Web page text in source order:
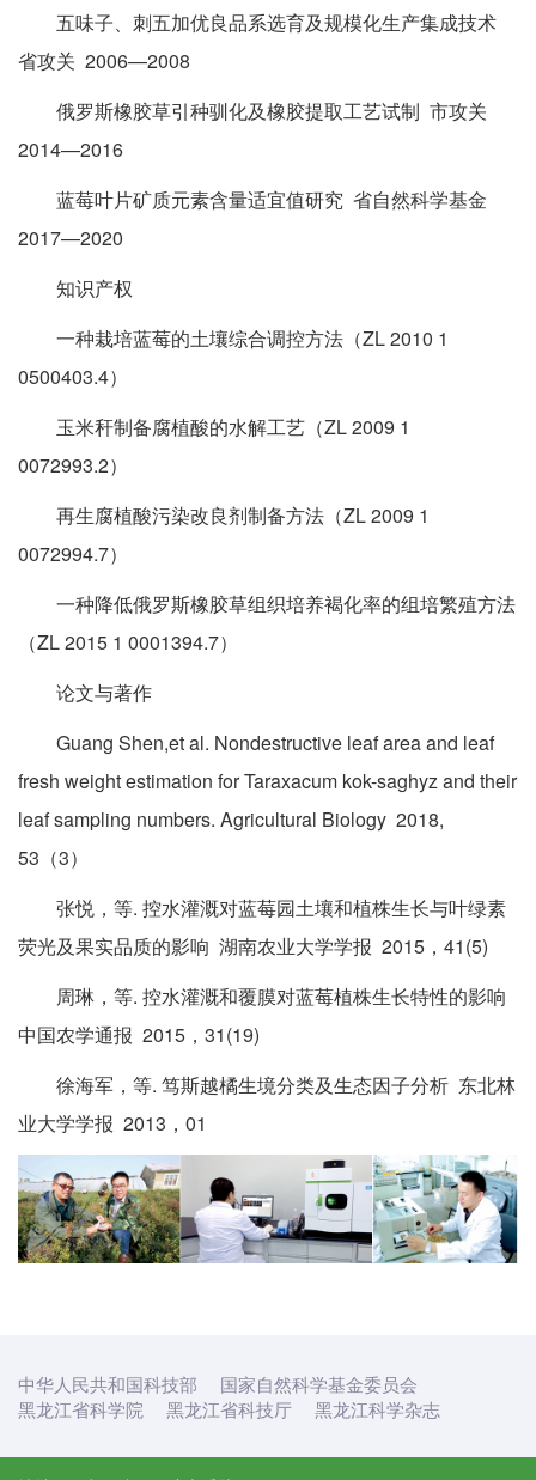
五味子、刺五加优良品系选育及规模化生产集成技术
省攻关 2006—2008
俄罗斯橡胶草引种驯化及橡胶提取工艺试制 市攻关
2014—2016
蓝莓叶片矿质元素含量适宜值研究 省自然科学基金
2017—2020
知识产权
一种栽培蓝莓的土壤综合调控方法（ZL 2010 1
0500403.4）
玉米秆制备腐植酸的水解工艺（ZL 2009 1
0072993.2）
再生腐植酸污染改良剂制备方法（ZL 2009 1
0072994.7）
一种降低俄罗斯橡胶草组织培养褐化率的组培繁殖方法
（ZL 2015 1 0001394.7）
论文与著作
Guang Shen,et al. Nondestructive leaf area and leaf
fresh weight estimation for Taraxacum kok-saghyz and their
leaf sampling numbers. Agricultural Biology 2018,
53（3）
张悦，等. 控水灌溉对蓝莓园土壤和植株生长与叶绿素
荧光及果实品质的影响 湖南农业大学学报 2015，41(5)
周琳，等. 控水灌溉和覆膜对蓝莓植株生长特性的影响
中国农学通报 2015，31(19)
徐海军，等. 笃斯越橘生境分类及生态因子分析 东北林
业大学学报 2013，01
中华人民共和国科技部
国家自然科学基金委员会
黑龙江省科学院
黑龙江省科技厅 黑龙江科学杂志